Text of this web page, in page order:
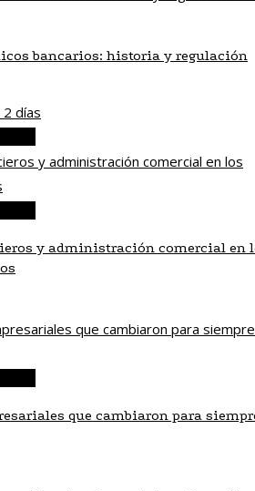
bancarios: historia y regulación
2 días
y administración comercial en
que cambiaron para